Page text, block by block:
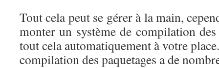
Tout cela peut se gérer à la main,
monter un système de compilation
tout cela automatiquement à votre
compilation des paquetages a de